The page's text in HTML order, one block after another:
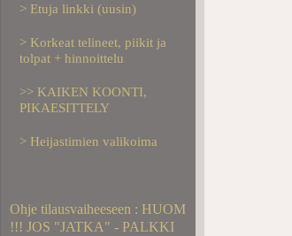
> Etuja linkki (uusin)
> Korkeat telineet, piikit ja
tolpat + hinnoittelu
>> KAIKEN KOONTI,
PIKAESITTELY
> Heijastimien valikoima
Ohje tilausvaiheeseen : HUOM
!!! JOS "JATKA" - PALKKI